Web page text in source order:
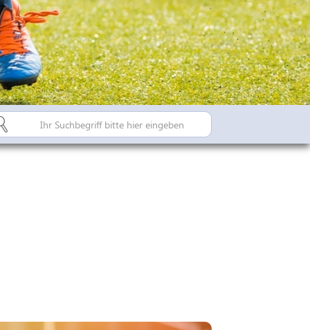
Land
Bürgerinfo A-Z
Dorfregion /
Suderburg - Stahlbachtal